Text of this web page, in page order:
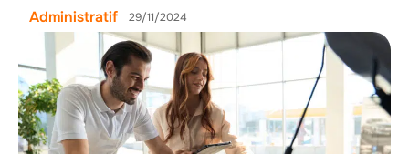
Administratif 29/11/2024